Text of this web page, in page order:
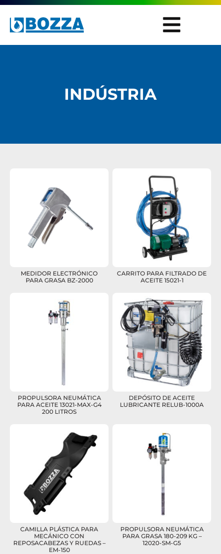
INDÚSTRIA
MEDIDOR ELECTRÓNICO
PARA GRASA BZ-2000
CARRITO PARA FILTRADO DE
ACEITE 15021-1
PROPULSORA NEUMÁTICA
PARA ACEITE 13021-MAX-G4
200 LITROS
DEPÓSITO DE ACEITE
LUBRICANTE RELUB-1000A
CAMILLA PLÁSTICA PARA
MECÁNICO CON
REPOSACABEZAS Y RUEDAS –
EM-150
PROPULSORA NEUMÁTICA
PARA GRASA 180-209 KG –
12020-SM-G5